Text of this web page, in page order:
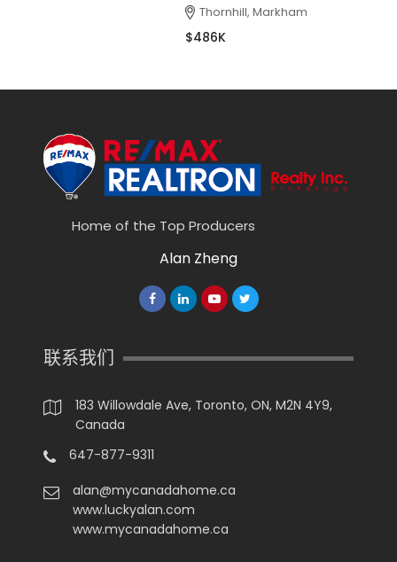
Thornhill, Markham
$486K
Home of the Top Producers
Alan Zheng
联系我们
183 Willowdale Ave, Toronto, ON, M2N 4Y9,
Canada
647-877-9311
alan@mycanadahome.ca
www.luckyalan.com
www.mycanadahome.ca